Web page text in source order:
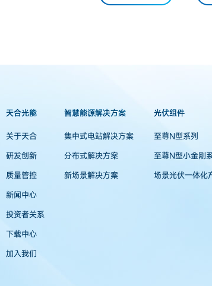
天合光能
关于天合
研发创新
质量管控
新闻中心
投资者关系
下载中心
加入我们
智慧能源解决方案
集中式电站解决方案
分布式解决方案
新场景解决方案
光伏组件
至尊N型系列
至尊N型小金刚
场景光伏一体化